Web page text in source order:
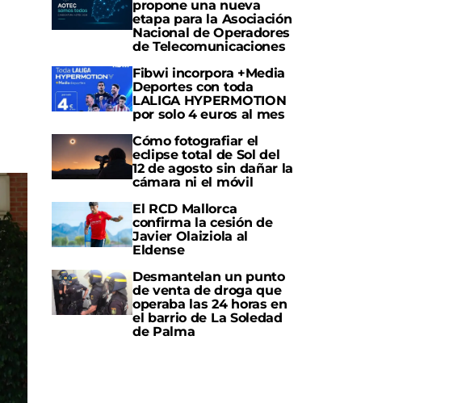
propone una nueva
etapa para la Asociación
Nacional de Operadores
de Telecomunicaciones
Fibwi incorpora +Media
Deportes con toda
LALIGA HYPERMOTION
por solo 4 euros al mes
Cómo fotografiar el
eclipse total de Sol del
12 de agosto sin dañar la
cámara ni el móvil
El RCD Mallorca
confirma la cesión de
Javier Olaiziola al
Eldense
Desmantelan un punto
de venta de droga que
operaba las 24 horas en
el barrio de La Soledad
de Palma